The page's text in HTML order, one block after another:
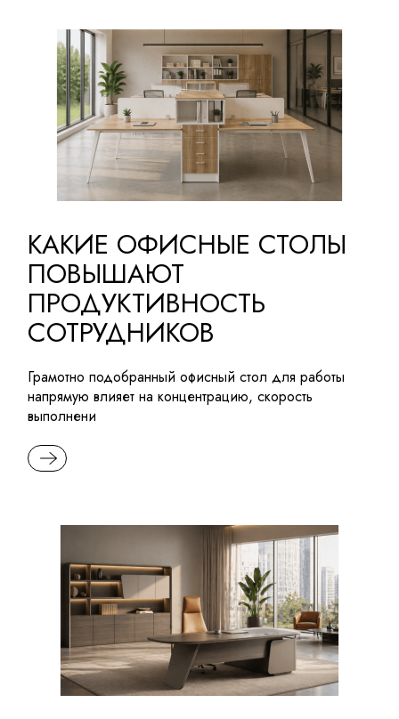
КАКИЕ ОФИСНЫЕ СТОЛЫ
ПОВЫШАЮТ
ПРОДУКТИВНОСТЬ
СОТРУДНИКОВ
Грамотно подобранный офисный стол для работы
напрямую влияет на концентрацию, скорость
выполнени
READ MORE